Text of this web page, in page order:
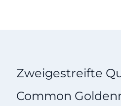
Zweigestreifte
Common